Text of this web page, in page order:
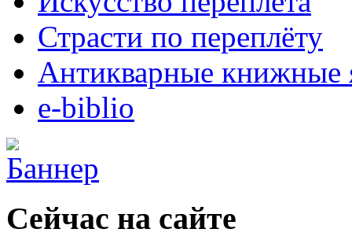
Страсти по переплёту
Антикварные книжные
e-biblio
Сейчас на сайте